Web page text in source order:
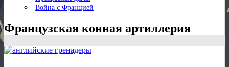
Война с Францией
Французская конная артиллерия